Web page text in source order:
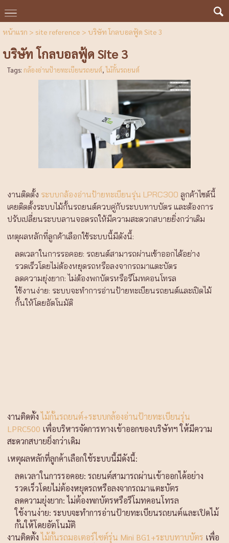
หน้าแรก > site reference > บริษัท โกลบอลฟู้ด Site 3
บริษัท โกลบอลฟู้ด Site 3
Tags: กล้องอ่านป้ายทะเบียนรถยนต์,ไม้กั้นรถยนต์
งานติดตั้ง ระบบกล้องอ่านป้ายทะเบียนรุ่น LPRC300 ลูกค้าไซต์นี้
เคยติดตั้งระบบไม้กั้นรถยนต์ควบคู่กับระบบทาบบัตร และต้องการ
ปรับเปลี่ยนระบบลานจอดรถให้มีความสะดวกสบายยิ่งกว่าเดิม
เหตุผลหลักที่ลูกค้าเลือกใช้ระบบนี้มีดังนี้:
ลดเวลาในการรอคอย: รถยนต์สามารถผ่านเข้าออกได้อย่าง
รวดเร็วโดยไม่ต้องหยุดรถหรือลงจากรถมาแตะบัตร
ลดความยุ่งยาก: ไม่ต้องพกบัตรหรือรีโมทคอนโทรล
ใช้งานง่าย: ระบบจะทำการอ่านป้ายทะเบียนรถยนต์และเปิดไม้
กั้นให้โดยอัตโนมัติ
งานติดตั้งไม้กั้นรถยนต์+ระบบกล้องอ่านป้ายทะเบียนรุ่น
LPRC500 เพื่อบริหารจัดการทางเข้าออกของบริษัทฯ ให้มีความ
สะดวกสบายยิ่งกว่าเดิม
เหตุผลหลักที่ลูกค้าเลือกใช้ระบบนี้มีดังนี้:
ลดเวลาในการรอคอย: รถยนต์สามารถผ่านเข้าออกได้อย่าง
รวดเร็วโดยไม่ต้องหยุดรถหรือลงจากรถมาแตะบัตร
ลดความยุ่งยาก: ไม่ต้องพกบัตรหรือรีโมทคอนโทรล
ใช้งานง่าย: ระบบจะทำการอ่านป้ายทะเบียนรถยนต์และเปิดไม้
กั้นให้โดยอัตโนมัติ
งานติดตั้งไม้กั้นรถมอเตอร์ไซต์รุ่น Mini BG1+ระบบทาบบัตร เพื่อ